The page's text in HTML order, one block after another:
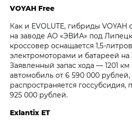
VOYAH Free
Как и EVOLUTE, гибриды
на заводе АО «ЭВИА» под
кроссовер оснащается 1,5-
электромоторами и батареей на
Заявленный запас хода — 1201 км
автомобиль от 6 590 000 рублей,
распространяется госсубсидия,
925 000 рублей.
Exlantix ET